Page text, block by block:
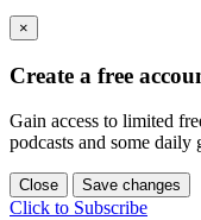
×
Create a free
Gain access to limited
podcasts and some daily
Close Save changes
Click to Subscribe